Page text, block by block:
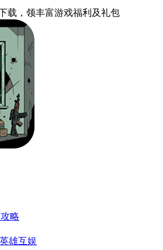
载 ，领丰富游戏福利 及礼包
攻略
英雄互娱